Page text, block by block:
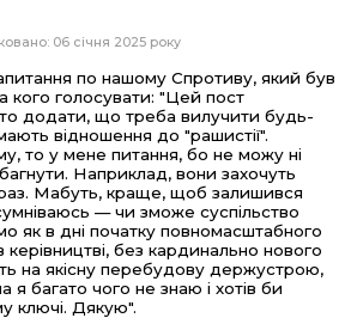
06 січня 2025 року
по нашому Спротиву, який був
кого голосувати: "Цей пост
додати, що треба вилучити будь-
відношення до "рашистії".
то у мене питання, бо не можу ні
Наприклад, вони захочуть
Мабуть, краще, щоб залишився
— чи зможе суспільство
як в дні початку повномасштабного
керівництві, без кардинально нового
на якісну перебудову держустрою,
я багато чого не знаю і хотів би
ключі. Дякую".